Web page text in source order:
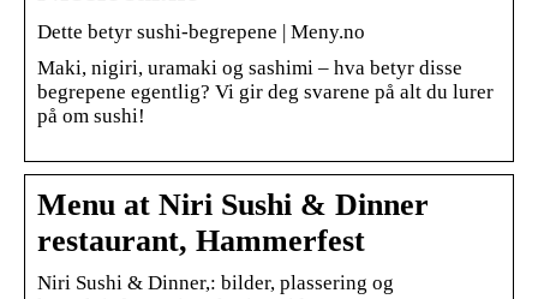
Dette betyr sushi-begrepene | Meny.no
Maki, nigiri, uramaki og sashimi – hva betyr disse
begrepene egentlig? Vi gir deg svarene på alt du lurer
på om sushi!
Menu at Niri Sushi & Dinner
restaurant, Hammerfest
Niri Sushi & Dinner,: bilder, plassering og